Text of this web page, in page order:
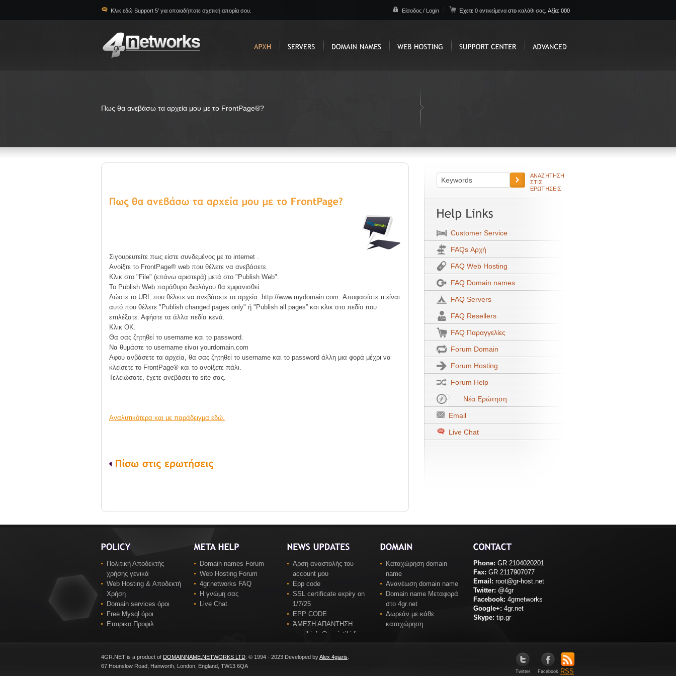
Κλικ εδώ Support 5' για οποιαδήποτε σχετική απορία σου. Είσοδος / Login Έχετε 0 αντικείμενα στο καλάθι σας. Αξία: 000
Πως θα ανεβάσω τα αρχεία μου με το FrontPage®?
Σιγουρευτείτε πως είστε συνδεμένος με το internet .
Ανοίξτε το FrontPage® web που θέλετε να ανεβάσετε.
Κλικ στο "File" (επάνω αριστερά) μετά στο "Publish Web".
Το Publish Web παράθυρο διαλόγου θα εμφανισθεί.
Δώστε το URL που θέλετε να ανεβάσετε τα αρχεία: http://www.mydomain.com. Αποφασίστε τι είναι
αυτό που θέλετε "Publish changed pages only" ή "Publish all pages” και κλικ στο πεδίο που
επιλέξατε. Αφήστε τα άλλα πεδία κενά.
Κλικ OK.
Θα σας ζητηθεί το username και το password.
Να θυμάστε το username είναι yourdomain.com
Αφού ανβάσετε τα αρχεία, θα σας ζητηθεί το username και το password άλλη μια φορά μέχρι να
κλείσετε το FrontPage® και το ανοίξετε πάλι.
Τελειώσατε, έχετε ανεβάσει το site σας.
Αναλυτικότερα και με παράδειγμα εδώ.
ΑΝΑΖΉΤΗΣΗ
ΣΤΙΣ
ΕΡΩΤΉΣΕΙΣ
Customer Service
FAQs Αρχή
FAQ Web Hosting
FAQ Domain names
FAQ Servers
FAQ Resellers
FAQ Παραγγελίες
Forum Domain
Forum Hosting
Forum Help
Νέα Ερώτηση
Email
Live Chat
Πολιτική Αποδεκτής
χρήσης γενικά
Web Hosting & Αποδεκτή
Χρήση
Domain services όροι
Free Mysql όροι
Εταιρικο Προφιλ
Domain names Forum
Web Hosting Forum
4gr.networks FAQ
Η γνώμη σας
Live Chat
Αρση αναστολής του
account μου
Epp code
SSL certificate expiry on
1/7/25
EPP CODE
ΆΜΕΣΗ ΑΠΑΝΤΗΣΗ
email info@sevintikidis.gr
Καταχώρηση domain
name
Ανανέωση domain name
Domain name Μεταφορά
στο 4gr.net
Δωρεάν με κάθε
καταχώρηση
Phone: GR 2104020201
Fax: GR 2117907077
Email: root@gr-host.net
Twitter: @4gr
Facebook: 4grnetworks
Google+: 4gr.net
Skype: tip.gr
4GR.NET is a product of DOMAINNAME.NETWORKS LTD. © 1994 - 2023 Developed byAlex 4giaris.
67 Hounslow Road, Hanworth, London, England, TW13 6QA
Twitter Facebook RSS